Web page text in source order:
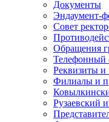
Документы
Эндаумент-
Совет
Обращения
Телефонный
Реквизиты и
Филиалы и
Рузаевский